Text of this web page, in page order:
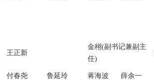
王正新
金栩(副书记兼副主
任)
付春尧 鲁延玲 蒋海波 薛余一